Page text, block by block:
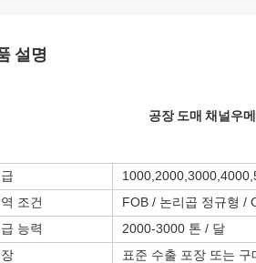
메시지를 남겨주세요 곧 다시 연락 드리
설명
공장 도매 채널우
조건
FOB / 논리곱 정규형 /
능력
2000-3000 톤 / 달
표준 수출 포장 또는 구